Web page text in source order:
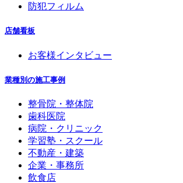
防犯フィルム
店舗看板
お客様インタビュー
業種別の施工事例
整骨院・整体院
歯科医院
病院・クリニック
学習塾・スクール
不動産・建築
企業・事務所
飲食店